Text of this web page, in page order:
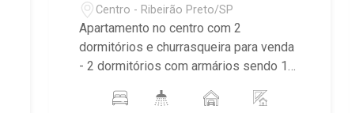
Centro - Ribeirão Preto/SP
Apartamento no centro com 2
dormitórios e churrasqueira para venda
- 2 dormitórios com armários sendo 1
espelho - Living - Cozinha com